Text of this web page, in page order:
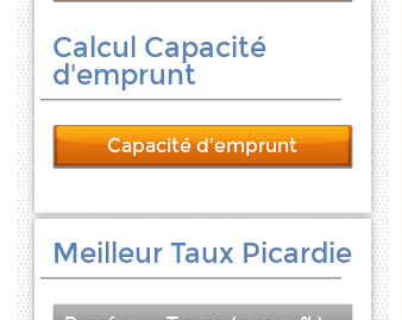
Calcul Capacité
d'emprunt
Capacité d'emprunt
Meilleur Taux Picardie